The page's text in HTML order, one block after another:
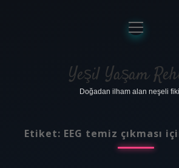
Anasayfa
Gizlilik Politikası
Yasal Uyarı
menüyü
aç
Yeşil Yaşam
Doğadan ilham alan neşeli
Etiket: EEG temiz çıkması